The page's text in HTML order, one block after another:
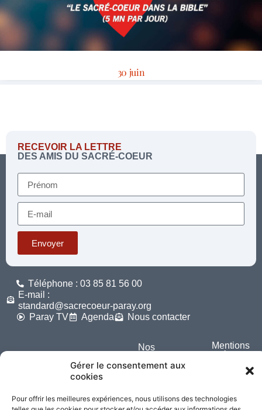
Gérer le consentement aux
cookies
Pour offrir les meilleures expériences, nous utilisons des technologies
30 juin
RECEVOIR LA LETTRE
DES AMIS DU SACRÉ-COEUR
Envoyer
Téléphone : 03 85 81 56 00
E-mail :
standard@sacrecoeur-paray.org
Paray TV
Agenda Nous contacter
Nos
Mentions